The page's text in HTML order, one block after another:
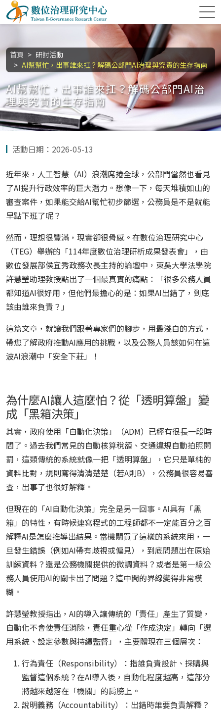
跳到主要內容區塊
數位治理研究中心
首頁
研討活動
AI幫幫忙，出事誰來扛？解碼公部門AI治理與究責的生存指南
:::
AI幫幫忙，出事誰來扛？解碼公部門AI治
理與究責的生存指南
活動日期：2026-05-13
近年來，人工智慧（AI）浪潮席捲全球，公部門當然也看見
了AI提升行政效率的巨大潛力。想像一下，每天堆積如山的
審查案件，如果能交給AI幫忙初步篩選，公務員是不是就能
早點下班了呢？
然而，理想很豐滿，現實卻很骨感。在數位治理研究中心
（TEG）舉辦的「114年度數位治理研析成果發表會」，由
數位發展部侯宜秀政務次長主持的論壇中，東吳大學法學院
許慧瑩助理教授點出了一個最真實的痛點：「很多公務人員
都知道AI很好用，但他們最擔心的是：如果AI出錯了，到底
該由誰來負責？」
這篇文章，就讓我們跟著專家們的腳步，用最淺白的方式，
帶您了解政府推動AI應用的挑戰，以及公務人員該如何在這
波AI浪潮中「安全下莊」！
為什麼AI讓人這麼怕？從「透明算盤」變
成「黑箱決策」
其實，政府使用「自動化決策」（ADM）已經有很長一段時
間了。過去我們常見的自動核算稅額、交通違規自動拍照開
罰，這類傳統的系統就像一把「透明算盤」，它只是單純的
資料比對，規則寫得清清楚楚（若A則B），公務員很容易審
查，出事了也很好解釋。
但現在的「AI自動化決策」完全是另一回事。AI具有「黑
箱」的特性，有時候連寫程式的工程師都不一定能百分之百
解釋AI是怎麼推導出結果。當機關買了這樣的系統來用，一
旦發生錯誤（例如AI帶有歧視或偏見），到底問題出在原始
訓練資料？還是公務機關提供的微調資料？或者是第一線公
務人員使用AI的關卡出了問題？這中間的界線變得非常模
糊。
許慧瑩教授指出，AI的導入讓傳統的「責任」產生了質變，
自動化不會使責任消除，責任重心從「作成決定」轉向「選
用系統、設定參數與持續監督」，主要體現在三個層次：
行為責任（Responsibility）：指誰負責設計、採購與
監督這個系統？在AI導入後，自動化程度越高，這部分
將越來越落在「機關」的肩膀上。
說明義務（Accountability）：出錯時誰要負責解釋？